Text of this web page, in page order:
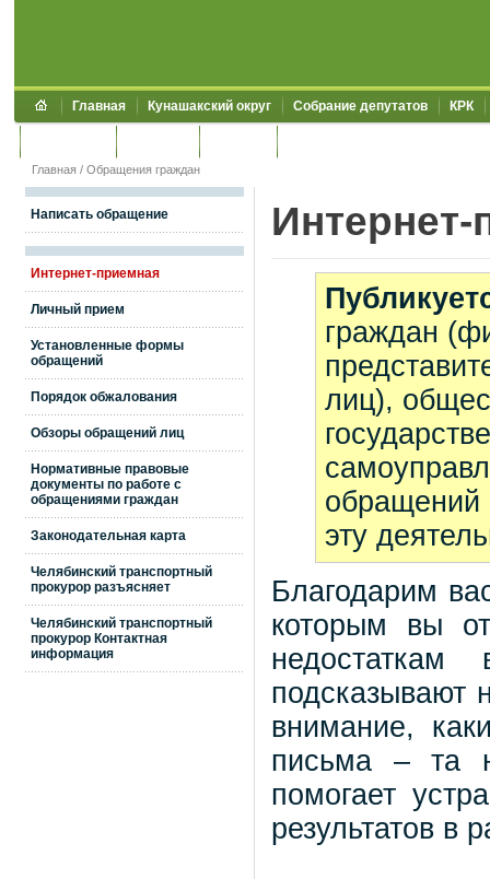
Главная Кунашакский округ Собрание депутатов КРК
Главная / Обращения граждан
Написать обращение
Интернет-приемная
Личный прием
Установленные формы
обращений
Порядок обжалования
Обзоры обращений лиц
Нормативные правовые
документы по работе с
обращениями граждан
Законодательная карта
Челябинский транспортный
прокурор разъясняет
Челябинский транспортный
прокурор Контактная
информация
граждан
лиц),
обращений
эту
Благодарим
которым вы
подсказывают
внимание,
письма – та
помогает
результатов в